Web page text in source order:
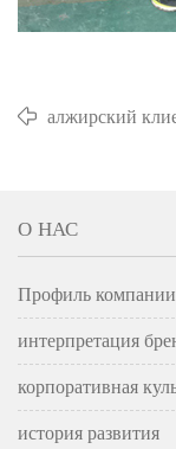
алжирский
О НАС
Профиль компании
интерпретация
корпоративная
история развития